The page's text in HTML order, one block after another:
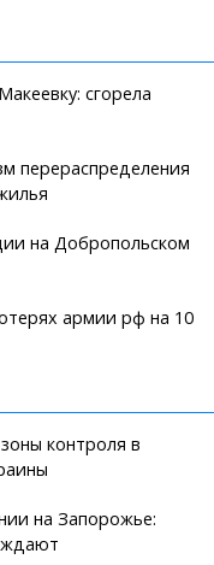
сгорела
перераспределения
на Добропольском
армии рф на 10
контроля в
на Запорожье: